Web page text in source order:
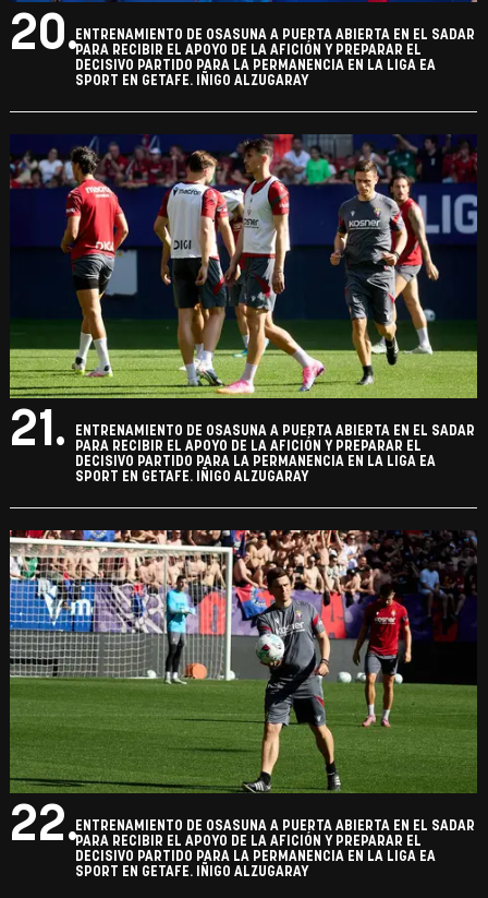
20.ENTRENAMIENTO DE OSASUNA A PUERTA ABIERTA EN EL SADAR
PARA RECIBIR EL APOYO DE LA AFICIÓN Y PREPARAR EL
DECISIVO PARTIDO PARA LA PERMANENCIA EN LA LIGA EA
SPORT EN GETAFE. IÑIGO ALZUGARAY
21.
ENTRENAMIENTO DE OSASUNA A PUERTA ABIERTA EN EL SADAR
PARA RECIBIR EL APOYO DE LA AFICIÓN Y PREPARAR EL
DECISIVO PARTIDO PARA LA PERMANENCIA EN LA LIGA EA
SPORT EN GETAFE. IÑIGO ALZUGARAY
22.ENTRENAMIENTO DE OSASUNA A PUERTA ABIERTA EN EL SADAR
PARA RECIBIR EL APOYO DE LA AFICIÓN Y PREPARAR EL
DECISIVO PARTIDO PARA LA PERMANENCIA EN LA LIGA EA
SPORT EN GETAFE. IÑIGO ALZUGARAY